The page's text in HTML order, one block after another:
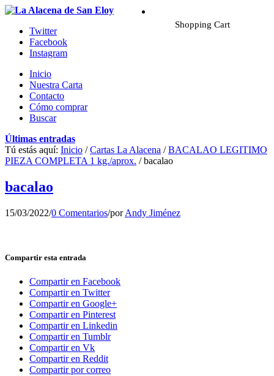
Shopping Cart
Twitter
Facebook
Instagram
Inicio
Nuestra Carta
Contacto
Cómo comprar
Buscar
Últimas entradas
Tú estás aquí: Inicio / Cartas La Alacena / BACALAO LEGITIMO
PIEZA COMPLETA 1 kg./aprox. / bacalao
bacalao
15/03/2022/0 Comentarios/porAndy Jiménez
Compartir esta entrada
Compartir en Facebook
Compartir en Twitter
Compartir en Google+
Compartir en Pinterest
Compartir en Linkedin
Compartir en Tumblr
Compartir en Vk
Compartir en Reddit
Compartir por correo